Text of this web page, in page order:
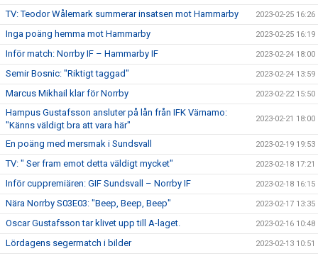
TV: Teodor Wålemark summerar insatsen mot Hammarby 2023-02-25 16:26
Inga poäng hemma mot Hammarby 2023-02-25 16:19
Inför match: Norrby IF – Hammarby IF 2023-02-24 18:00
Semir Bosnic: "Riktigt taggad" 2023-02-24 13:59
Marcus Mikhail klar för Norrby 2023-02-22 15:50
Hampus Gustafsson ansluter på lån från IFK Värnamo:
"Känns väldigt bra att vara här"
2023-02-21 18:00
En poäng med mersmak i Sundsvall 2023-02-19 19:53
TV: " Ser fram emot detta väldigt mycket" 2023-02-18 17:21
Inför cuppremiären: GIF Sundsvall – Norrby IF 2023-02-18 16:15
Nära Norrby S03E03: "Beep, Beep, Beep" 2023-02-17 13:35
Oscar Gustafsson tar klivet upp till A-laget. 2023-02-16 10:48
Lördagens segermatch i bilder 2023-02-13 10:51